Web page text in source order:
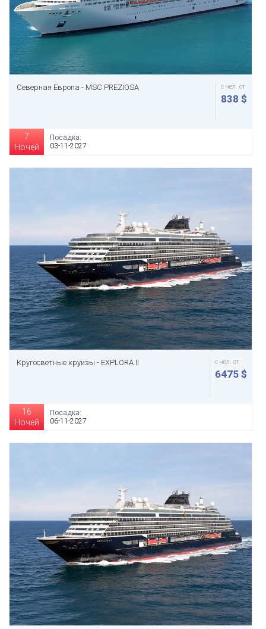
Северная Европа - MSC PREZIOSA с чел. от
838 $
7
Ночей
Посадка:
03-11-2027
Кругосветные круизы - EXPLORA II с чел. от
6475 $
16
Ночей
Посадка:
06-11-2027